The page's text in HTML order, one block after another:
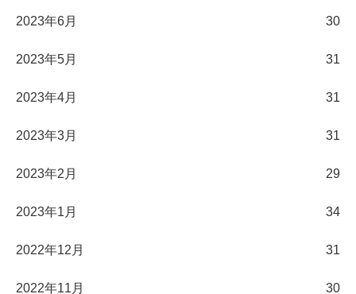
2023年6月 30
2023年5月 31
2023年4月 31
2023年3月 31
2023年2月 29
2023年1月 34
2022年12月 31
2022年11月 30